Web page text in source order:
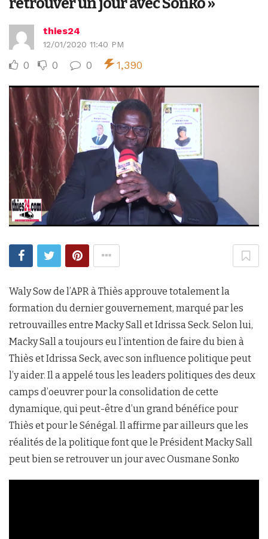
thies24
12/01/2020 11:40 PM
0 0 0 1,390
Waly Sow de l’APR à Thiès approuve totalement la
formation du dernier gouvernement, marqué par les
retrouvailles entre Macky Sall et Idrissa Seck. Selon lui,
Macky Sall a toujours eu l’intention de faire du bien à
Thiès et Idrissa Seck, avec son influence politique peut
l’y aider. Il a appelé tous les leaders politiques des deux
camps d’oeuvrer pour la consolidation de cette
dynamique, qui peut-être d’un grand bénéfice pour
Thiès et pour le Sénégal. Il affirme par ailleurs que les
réalités de la politique font que le Président Macky Sall
peut bien se retrouver un jour avec Ousmane Sonko